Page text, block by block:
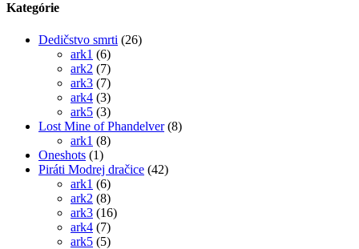
Kategórie
Dedičstvo smrti (26)
ark1 (6)
ark2 (7)
ark3 (7)
ark4 (3)
ark5 (3)
Lost Mine of Phandelver(8)
ark1 (8)
Oneshots (1)
Piráti Modrej dračice (42)
ark1 (6)
ark2 (8)
ark3 (16)
ark4 (7)
ark5 (5)